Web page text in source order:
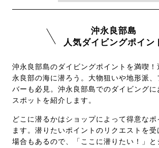
沖永良部島
人気ダイビングポイン
沖永良部島のダイビングポイントを満喫！
永良部の海に潜ろう。大物狙いや地形派、
バーも必見。沖永良部島でのダイビングに
スポットを紹介します。
どこに潜るかはショップによって得意なポ
ます。潜りたいポイントのリクエストを受
場合もあるので、「ここに潜りたい！」と